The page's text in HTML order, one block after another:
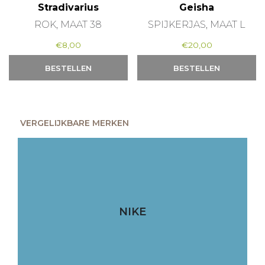
Stradivarius
ROK, MAAT 38
€8,00
BESTELLEN
Geisha
SPIJKERJAS, MAAT L
€20,00
BESTELLEN
VERGELIJKBARE MERKEN
NIKE